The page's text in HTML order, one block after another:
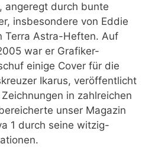
angeregt durch bunte
insbesondere von Eddie
Terra Astra-Heften. Auf
war er Grafiker-
einige Cover für die
Ikarus, veröffentlicht
in zahlreichen
unser Magazin
1 durch seine witzig-